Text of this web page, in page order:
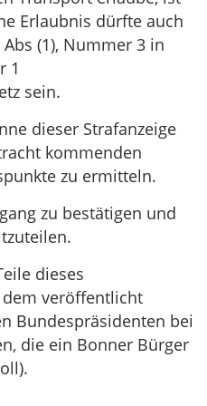
Erlaubnis dürfte auch
(1), Nummer 3 in
1
sein.
dieser Strafanzeige
kommenden
zu ermitteln.
zu bestätigen und
dieses
dem veröffentlicht
Bundespräsidenten bei
die ein Bonner Bürger